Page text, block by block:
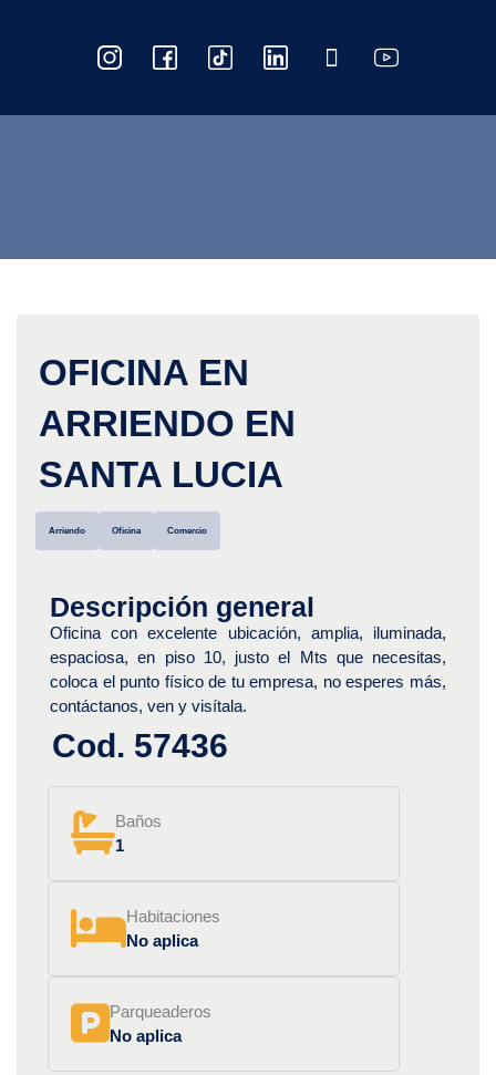
OFICINA EN
ARRIENDO EN
SANTA LUCIA
Arriendo Oficina Comercio
Descripción general
Oficina con excelente ubicación, amplia, iluminada,
espaciosa, en piso 10, justo el Mts que necesitas,
coloca el punto físico de tu empresa, no esperes más,
contáctanos, ven y visítala.
Cod. 57436
Baños
1
Habitaciones
No aplica
Parqueaderos
No aplica